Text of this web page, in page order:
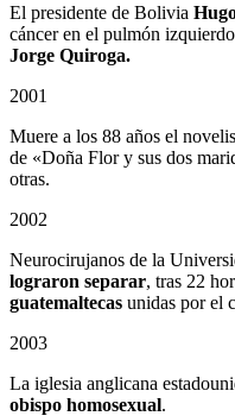
El presidente de Bolivia
cáncer en el pulmón
Jorge Quiroga.
2001
Muere a los 88 años el
de «Doña Flor y sus dos
otras.
2002
Neurocirujanos de la
lograron separar, tras 22
guatemaltecas unidas por el
2003
La iglesia anglicana
obispo homosexual.